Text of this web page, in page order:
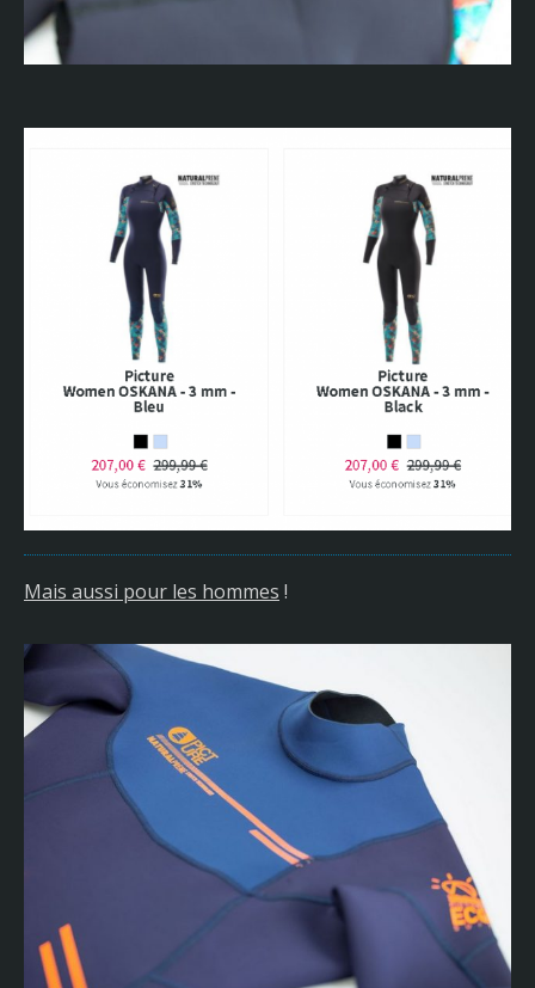
Mais aussi pour les hommes !